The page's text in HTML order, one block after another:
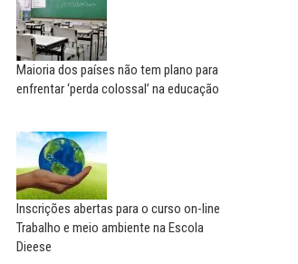
Maioria dos países não tem plano para
enfrentar ‘perda colossal’ na educação
Inscrições abertas para o curso on-line
Trabalho e meio ambiente na Escola
Dieese
agora o foco é
nosso Estado
Carlos...